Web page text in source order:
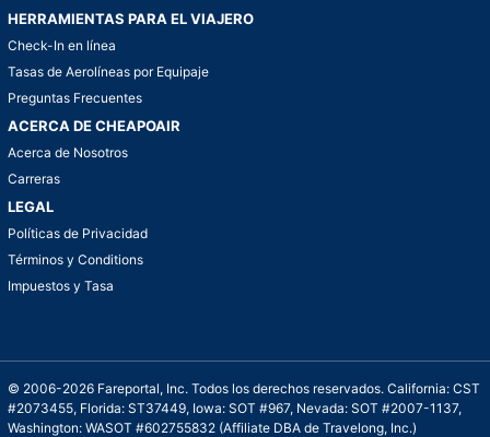
HERRAMIENTAS PARA EL VIAJERO
Check-In en línea
Tasas de Aerolíneas por Equipaje
Preguntas Frecuentes
ACERCA DE CHEAPOAIR
Acerca de Nosotros
Carreras
LEGAL
Políticas de Privacidad
Términos y Conditions
Impuestos y Tasa
© 2006-2026 Fareportal, Inc. Todos los derechos reservados. California: CST
#2073455, Florida: ST37449, Iowa: SOT #967, Nevada: SOT #2007-1137,
Washington: WASOT #602755832 (Affiliate DBA de Travelong, Inc.)